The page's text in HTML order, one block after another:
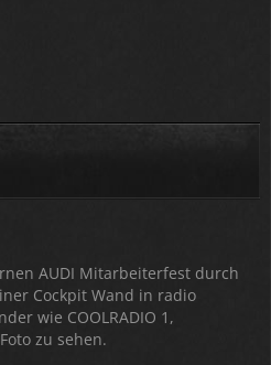
AUDI Mitarbeiterfest durch
Cockpit Wand in radio
wie COOLRADIO 1,
zu sehen.